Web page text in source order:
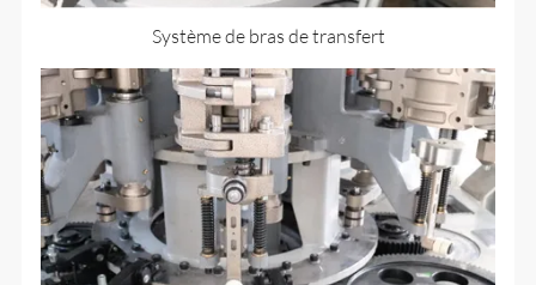
Système de bras de transfert